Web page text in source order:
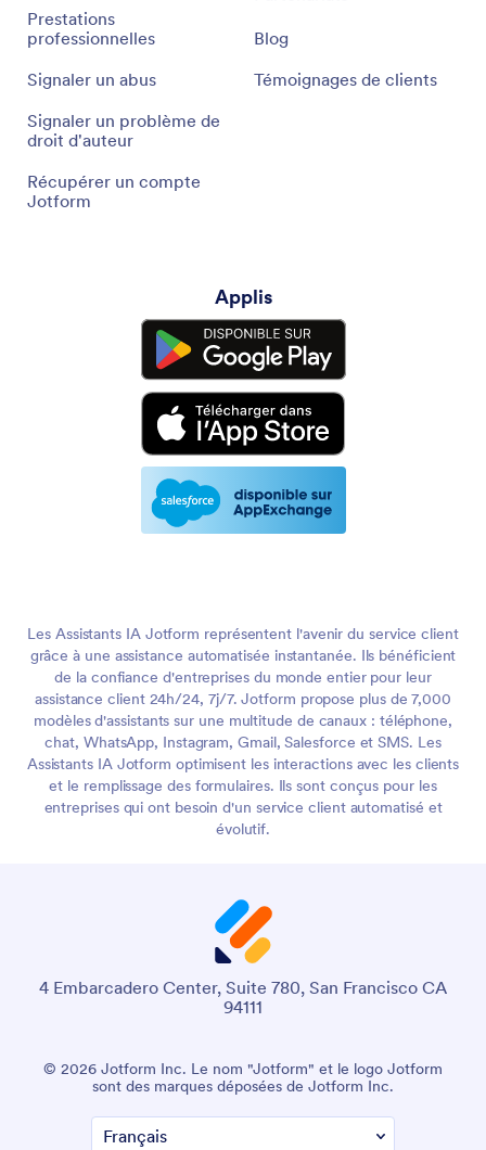
Prestations
professionnelles
Signaler un abus
Signaler un problème de
droit d'auteur
Récupérer un compte
Jotform
Blog
Témoignages de clients
Applis
Les Assistants IA Jotform représentent l'avenir du service client
grâce à une assistance automatisée instantanée. Ils bénéficient
de la confiance d'entreprises du monde entier pour leur
assistance client 24h/24, 7j/7. Jotform propose plus de 7,000
modèles d'assistants sur une multitude de canaux : téléphone,
chat, WhatsApp, Instagram, Gmail, Salesforce et SMS. Les
Assistants IA Jotform optimisent les interactions avec les clients
et le remplissage des formulaires. Ils sont conçus pour les
entreprises qui ont besoin d'un service client automatisé et
évolutif.
4 Embarcadero Center, Suite 780, San Francisco CA
94111
© 2026 Jotform Inc. Le nom "Jotform" et le logo Jotform
sont des marques déposées de Jotform Inc.